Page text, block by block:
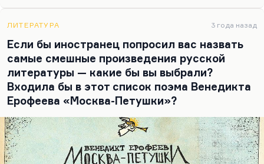
нельзя. Это нужен эволюционной скачок. Во
всяком случае, этого не могут сделать люди,
потому…
ЛИТЕРАТУРА 3 года назад
Если бы иностранец попросил вас назвать
самые смешные произведения русской
литературы — какие бы вы выбрали?
Входила бы в этот список поэма Венедикта
Ерофеева «Москва-Петушки»?